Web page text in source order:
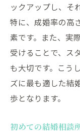
結婚相
特典や
サポート
成婚率
成功者が
結婚相談所
ックアップし、そ
特に、成婚率の高
素です。また、実
受けることで、ス
も大切です。こう
ズに最も適した結
歩となります。
初めての結婚相談